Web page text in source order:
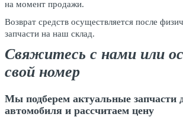
на момент продажи.
Возврат средств осуществляется после
запчасти на наш склад.
Свяжитесь с нами или
свой номер
Мы подберем актуальные запчасти
автомобиля и рассчитаем цену